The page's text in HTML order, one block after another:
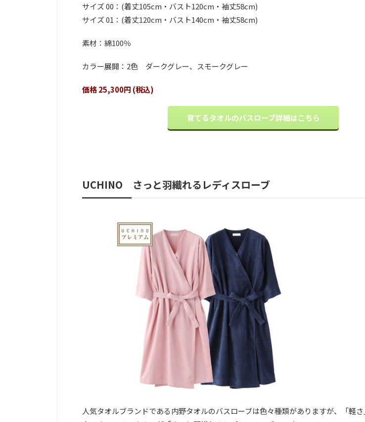
サイズ 00：(着丈105cm・バスト120cm・袖丈58cm)
サイズ 01：(着丈120cm・バスト140cm・袖丈58cm)
素材：綿100％
カラー展開：2色 ダークグレー、スモークグレー
価格 25,300円 (税込)
育てるタオルのバスローブ詳細はこちら
UCHINO さっと羽織れるレディスローブ
人気タオルブランドである内野タオルのバスローブは色々種類がありますが、「軽